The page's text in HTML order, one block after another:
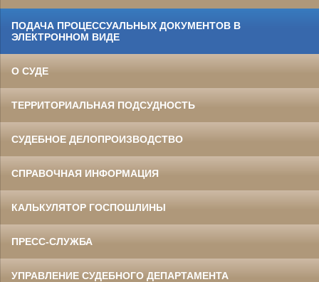
ПОДАЧА ПРОЦЕССУАЛЬНЫХ ДОКУМЕНТОВ В
ЭЛЕКТРОННОМ ВИДЕ
О СУДЕ
ТЕРРИТОРИАЛЬНАЯ ПОДСУДНОСТЬ
СУДЕБНОЕ ДЕЛОПРОИЗВОДСТВО
СПРАВОЧНАЯ ИНФОРМАЦИЯ
КАЛЬКУЛЯТОР ГОСПОШЛИНЫ
ПРЕСС-СЛУЖБА
УПРАВЛЕНИЕ СУДЕБНОГО ДЕПАРТАМЕНТА